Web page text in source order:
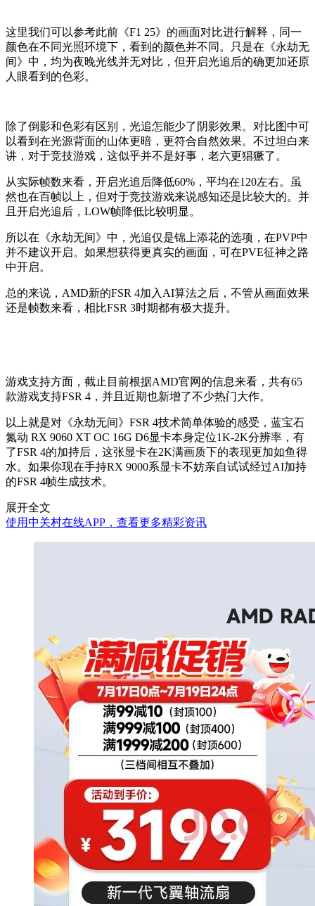
这里我们可以参考此前《F1 25》的画面对比进行解释，同一
颜色在不同光照环境下，看到的颜色并不同。只是在《永劫无
间》中，均为夜晚光线并无对比，但开启光追后的确更加还原
人眼看到的色彩。
除了倒影和色彩有区别，光追怎能少了阴影效果。对比图中可
以看到在光源背面的山体更暗，更符合自然效果。不过坦白来
讲，对于竞技游戏，这似乎并不是好事，老六更猖獗了。
从实际帧数来看，开启光追后降低60%，平均在120左右。虽
然也在百帧以上，但对于竞技游戏来说感知还是比较大的。并
且开启光追后，LOW帧降低比较明显。
所以在《永劫无间》中，光追仅是锦上添花的选项，在PVP中
并不建议开启。如果想获得更真实的画面，可在PVE征神之路
中开启。
总的来说，AMD新的FSR 4加入AI算法之后，不管从画面效果
还是帧数来看，相比FSR 3时期都有极大提升。
游戏支持方面，截止目前根据AMD官网的信息来看，共有65
款游戏支持FSR 4，并且近期也新增了不少热门大作。
以上就是对《永劫无间》FSR 4技术简单体验的感受，蓝宝石
氮动 RX 9060 XT OC 16G D6显卡本身定位1K-2K分辨率，有
了FSR 4的加持后，这张显卡在2K满画质下的表现更加如鱼得
水。如果你现在手持RX 9000系显卡不妨亲自试试经过AI加持
的FSR 4帧生成技术。
展开全文
使用中关村在线APP，查看更多精彩资讯